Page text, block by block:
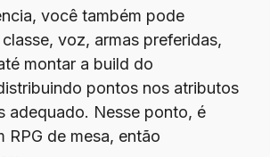
você também pode
voz, armas preferidas,
montar a build do
pontos nos atributos
adequado. Nesse ponto, é
RPG de mesa, então